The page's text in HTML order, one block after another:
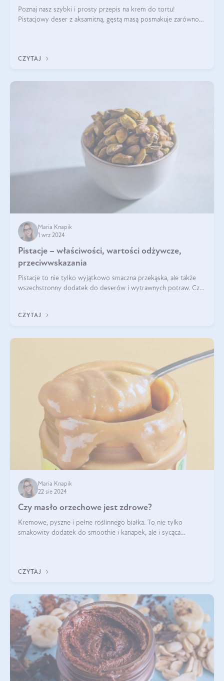
Poznaj nasz szybki i prosty przepis na krem do tortu!
Pistacjowy deser z aksamitną, gęstą masą posmakuje zarówno
CZYTAJ
Maria Knapik
1 wrz 2024
Pistacje – właściwości, wartości odżywcze,
przeciwwskazania
Pistacje to nie tylko wyjątkowo smaczna przekąska, ale także
wszechstronny dodatek do deserów i wytrawnych potraw. Czy
CZYTAJ
Maria Knapik
22 sie 2024
Czy masło orzechowe jest zdrowe?
Kremowe, pyszne i pełne roślinnego białka. To nie tylko
smakowity dodatek do smoothie i kanapek, ale i sycąca
CZYTAJ